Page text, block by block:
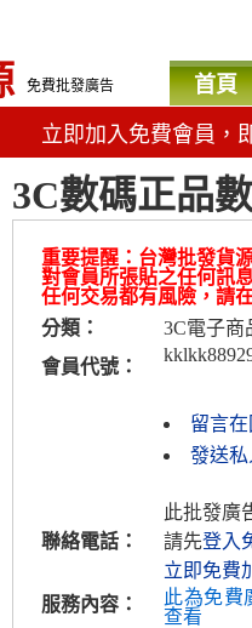
免費批發廣告 首頁
立即加入免費會員，
3C數碼正品
重要提醒：台灣批發貨
對會員所張貼之任何訊
任何交易都有風險，請
分類：
3C電子商
會員代號：
留言
發送私
聯絡電話：
此批發廣
請先登入
立即免費
服務內容：
此為免費
查看